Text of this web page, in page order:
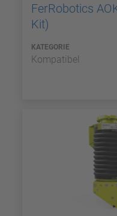
FerRobotics
Kit)
KATEGORIE
Kompatibel